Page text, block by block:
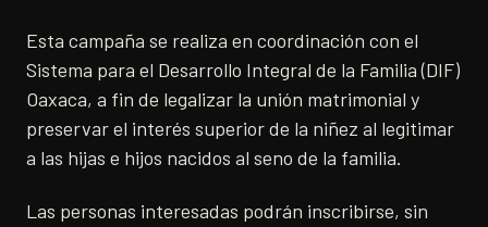
Esta campaña se realiza en coordinación con el
Sistema para el Desarrollo Integral de la Familia (DIF)
Oaxaca, a fin de legalizar la unión matrimonial y
preservar el interés superior de la niñez al legitimar
a las hijas e hijos nacidos al seno de la familia.
Las personas interesadas podrán inscribirse, sin